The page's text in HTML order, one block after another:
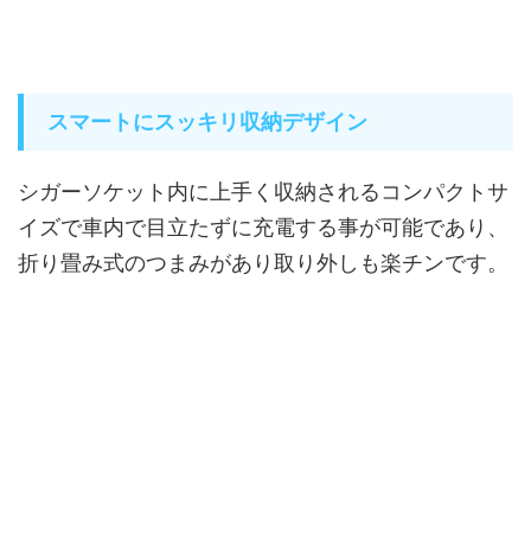
スマートにスッキリ収納デザイン
シガーソケット内に上手く収納されるコンパクトサ
イズで車内で目立たずに充電する事が可能であり、
折り畳み式のつまみがあり取り外しも楽チンです。